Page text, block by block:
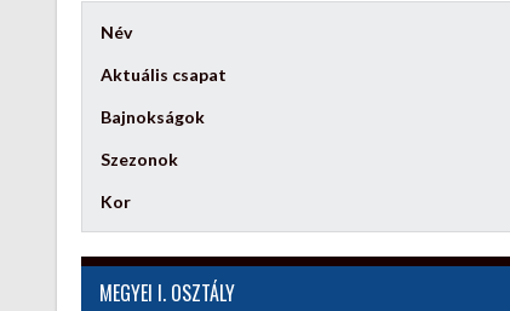
Név
Aktuális csapat
Bajnokságok
Szezonok
Kor
MEGYEI I. OSZTÁLY